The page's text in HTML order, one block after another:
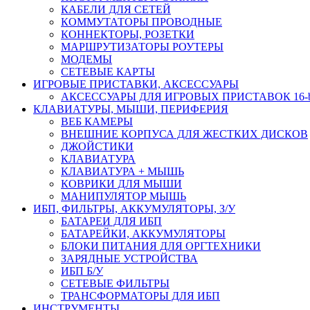
КАБЕЛИ ДЛЯ СЕТЕЙ
КОММУТАТОРЫ ПРОВОДНЫЕ
КОННЕКТОРЫ, РОЗЕТКИ
МАРШРУТИЗАТОРЫ РОУТЕРЫ
МОДЕМЫ
СЕТЕВЫЕ КАРТЫ
ИГРОВЫЕ ПРИСТАВКИ, АКСЕССУАРЫ
АКСЕССУАРЫ ДЛЯ ИГРОВЫХ ПРИСТАВОК 16-
КЛАВИАТУРЫ, МЫШИ, ПЕРИФЕРИЯ
ВЕБ КАМЕРЫ
ВНЕШНИЕ КОРПУСА ДЛЯ ЖЕСТКИХ ДИСКОВ
ДЖОЙСТИКИ
КЛАВИАТУРА
КЛАВИАТУРА + МЫШЬ
КОВРИКИ ДЛЯ МЫШИ
МАНИПУЛЯТОР МЫШЬ
ИБП, ФИЛЬТРЫ, АККУМУЛЯТОРЫ, З/У
БАТАРЕИ ДЛЯ ИБП
БАТАРЕЙКИ, АККУМУЛЯТОРЫ
БЛОКИ ПИТАНИЯ ДЛЯ ОРГТЕХНИКИ
ЗАРЯДНЫЕ УСТРОЙСТВА
ИБП Б/У
СЕТЕВЫЕ ФИЛЬТРЫ
ТРАНСФОРМАТОРЫ ДЛЯ ИБП